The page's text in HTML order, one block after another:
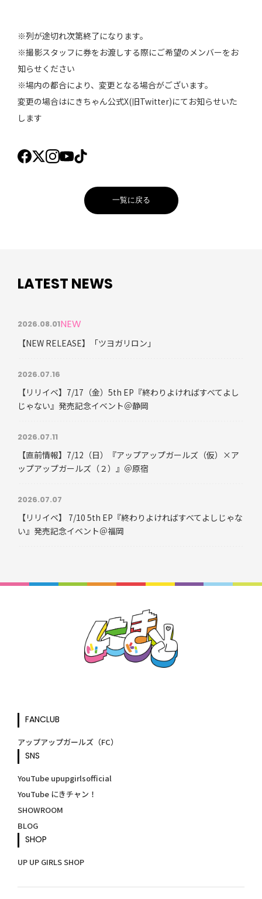
※列が途切れ次第終了になります。
※撮影スタッフに券をお渡しする際にご希望のメンバーをお
知らせください
※場内の都合により、変更となる場合がございます。
変更の場合はにきちゃん公式X(旧Twitter)にてお知らせいた
します
一覧に戻る
LATEST NEWS
2026.08.01NEW
【NEW RELEASE】「ツヨガリロン」
2026.07.16
【リリイベ】7/17（金）5th EP『終わりよければすべてよし
じゃない』発売記念イベント＠静岡
2026.07.11
【直前情報】7/12（日）『アップアップガールズ（仮）×ア
ップアップガールズ（２）』＠原宿
2026.07.07
【リリイベ】 7/10 5th EP『終わりよければすべてよしじゃな
い』発売記念イベント＠福岡
FANCLUB
アップアップガールズ（FC）
SNS
YouTube upupgirlsofficial
YouTube にきチャン！
SHOWROOM
BLOG
SHOP
UP UP GIRLS SHOP